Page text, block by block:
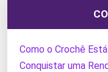
Como o Crochê
Conquistar uma